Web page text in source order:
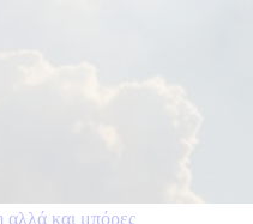
αλλά και μπόρες